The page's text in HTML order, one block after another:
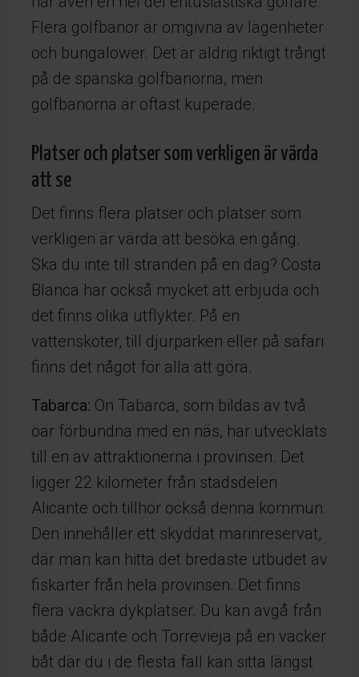
Flera golfbanor är omgivna av lägenheter
och bungalower. Det är aldrig riktigt trångt
på de spanska golfbanorna, men
golfbanorna är oftast kuperade.
Platser och platser som verkligen är värda
att se
Det finns flera platser och platser som
verkligen är värda att besöka en gång.
Ska du inte till stranden på en dag? Costa
Blanca har också mycket att erbjuda och
det finns olika utflykter. På en
vattenskoter, till djurparken eller på safari
finns det något för alla att göra.
Tabarca: Ön Tabarca, som bildas av två
öar förbundna med en näs, har utvecklats
till en av attraktionerna i provinsen. Det
ligger 22 kilometer från stadsdelen
Alicante och tillhör också denna kommun.
Den innehåller ett skyddat marinreservat,
där man kan hitta det bredaste utbudet av
fiskarter från hela provinsen. Det finns
flera vackra dykplatser. Du kan avgå från
både Alicante och Torrevieja på en vacker
båt där du i de flesta fall kan sitta längst